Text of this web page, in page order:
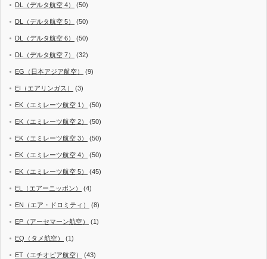
DL（デルタ航空 4） (50)
DL（デルタ航空 5） (50)
DL（デルタ航空 6） (50)
DL（デルタ航空 7） (32)
EG（日本アジア航空） (9)
EI（エアリンガス） (3)
EK（エミレーツ航空 1） (50)
EK（エミレーツ航空 2） (50)
EK（エミレーツ航空 3） (50)
EK（エミレーツ航空 4） (50)
EK（エミレーツ航空 5） (45)
EL（エアーニッポン） (4)
EN（エア・ドロミティ） (8)
EP（アーセマーン航空） (1)
EQ（タメ航空） (1)
ET（エチオピア航空） (43)